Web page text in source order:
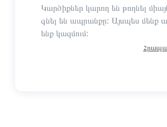
Կարծիքներ կարող են թողնել
գնել են ապրանքը: Այսպես մենք
ենք կազմում: